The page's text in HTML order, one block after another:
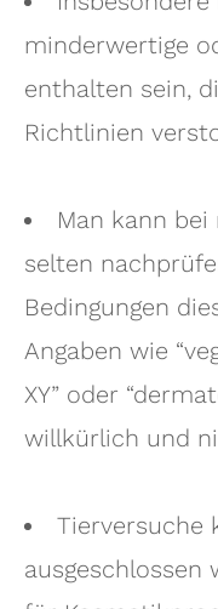
minderwertige
enthalten sein,
Richtlinien
Man kann
selten
Bedingungen
Angaben wie
XY” oder
willkürlich und
Tierversuche
ausgeschlossen